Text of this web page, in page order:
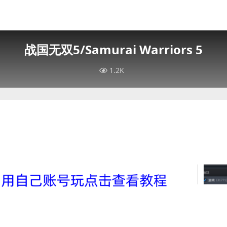
战国无双5/Samurai Warriors 5
1.2K